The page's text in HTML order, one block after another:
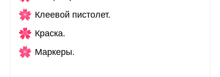
Клеевой пистолет.
Краска.
Маркеры.